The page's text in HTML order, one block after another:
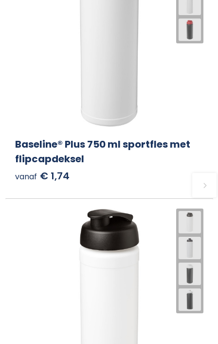
Baseline® Plus 750 ml sportfles met
flipcapdeksel
vanaf € 1,74